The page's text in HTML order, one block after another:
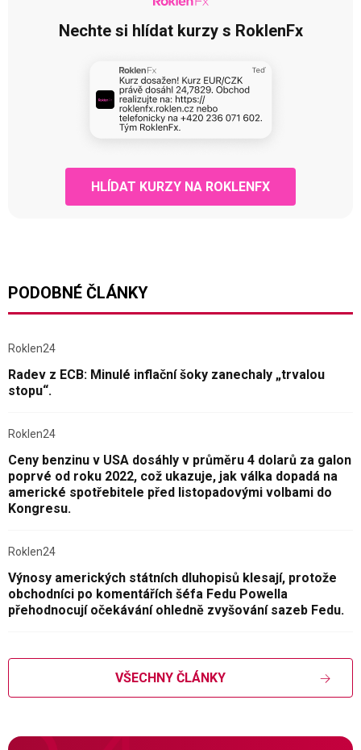
Nechte si hlídat kurzy s RoklenFx
HLÍDAT KURZY NA ROKLENFX
PODOBNÉ ČLÁNKY
Roklen24
Radev z ECB: Minulé inflační šoky zanechaly „trvalou
stopu“.
Roklen24
Ceny benzinu v USA dosáhly v průměru 4 dolarů za galon
poprvé od roku 2022, což ukazuje, jak válka dopadá na
americké spotřebitele před listopadovými volbami do
Kongresu.
Roklen24
Výnosy amerických státních dluhopisů klesají, protože
obchodníci po komentářích šéfa Fedu Powella
přehodnocují očekávání ohledně zvyšování sazeb Fedu.
VŠECHNY ČLÁNKY